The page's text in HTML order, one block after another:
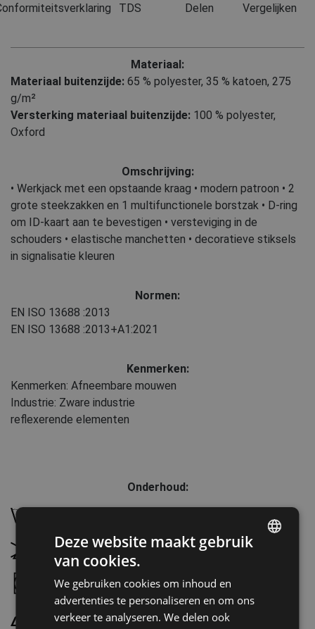
TDS Delen Vergelijken
Materiaal:
Materiaal buitenzijde: 65 % polyester, 35 % katoen, 275
g/m²
Versterking materiaal buitenzijde: 100 % polyester,
Oxford
Omschrijving:
• Werkjack met een opstaande kraag • modern patroon • 2
grote steekzakken en 1 multifunctionele borstzak • D-ring
om ID-kaart aan te bevestigen • versteviging in de
schouders • elastische manchetten • decoratieve stiksels
in signalisatie kleuren
Normen:
EN ISO 13688 :2013
EN ISO 13688 :2013+A1:2021
Kenmerken:
Kenmerken: Afneembare mouwen
Industrie: Zware industrie
reflexerende elementen
Onderhoud:
Niet bleken
Droogtrommel mogelijk, lage temperatuur
Strijken op maximale temperatuur 110 °C
CZECH
Deze website maakt gebruik
van cookies.
We gebruiken cookies om inhoud en
advertenties te personaliseren en om ons
verkeer te analyseren. We delen ook